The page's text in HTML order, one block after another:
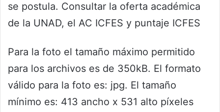
se postula. Consultar la oferta académica
de la UNAD, el AC ICFES y puntaje ICFES
Para la foto el tamaño máximo permitido
para los archivos es de 350kB. El formato
válido para la foto es: jpg. El tamaño
mínimo es: 413 ancho x 531 alto píxeles